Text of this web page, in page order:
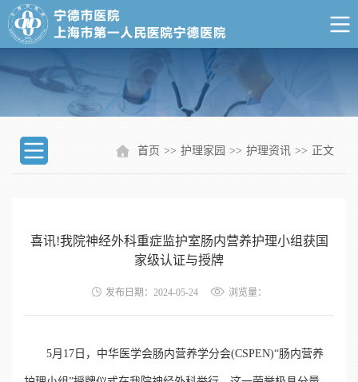
首页 >> 护理家园 >> 护理资讯 >> 正文
喜讯!我院神经外科重症监护室肠内营养护理小组获国
家级认证与授牌
发布日期：2024-05-24 浏览量：
5月17日，中华医学会肠内营养学分会(CSPEN)“肠内营养